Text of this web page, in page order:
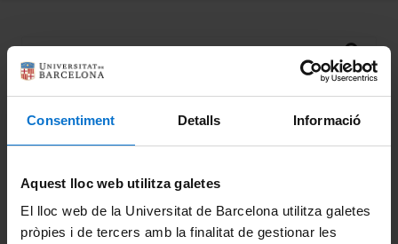
Consentiment Detalls Informació
Aquest lloc web utilitza galetes
El lloc web de la Universitat de Barcelona utilitza galetes
pròpies i de tercers amb la finalitat de gestionar les
Polarized Light Applications &
Technologies (PLAT)